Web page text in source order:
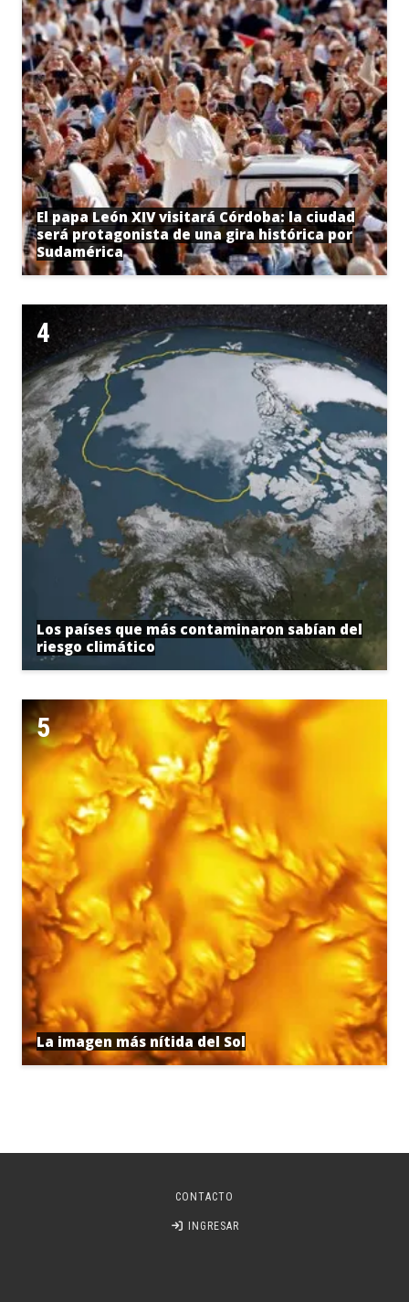
El papa León XIV visitará Córdoba: la ciudad
será protagonista de una gira histórica por
Sudamérica
Los países que más contaminaron sabían del
riesgo climático
La imagen más nítida del Sol
CONTACTO
INGRESAR